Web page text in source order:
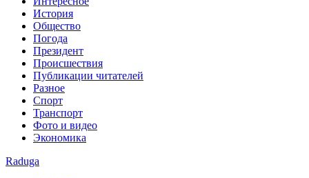
История
Общество
Погода
Президент
Происшествия
Публикации читателей
Разное
Спорт
Транспорт
Фото и видео
Экономика
Raduga